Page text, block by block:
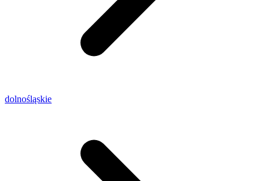
dolnośląskie